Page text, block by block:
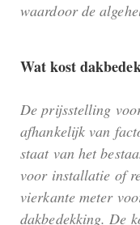
waardoor de
Wat kost
De prijsstelling
afhankelijk van
staat van het
voor installatie of
vierkante meter
dakbedekking. De